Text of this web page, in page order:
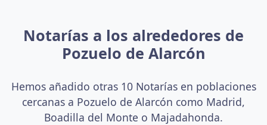
Notarías a los alrededores de
Pozuelo de Alarcón
Hemos añadido otras 10 Notarías en poblaciones
cercanas a Pozuelo de Alarcón como Madrid,
Boadilla del Monte o Majadahonda.